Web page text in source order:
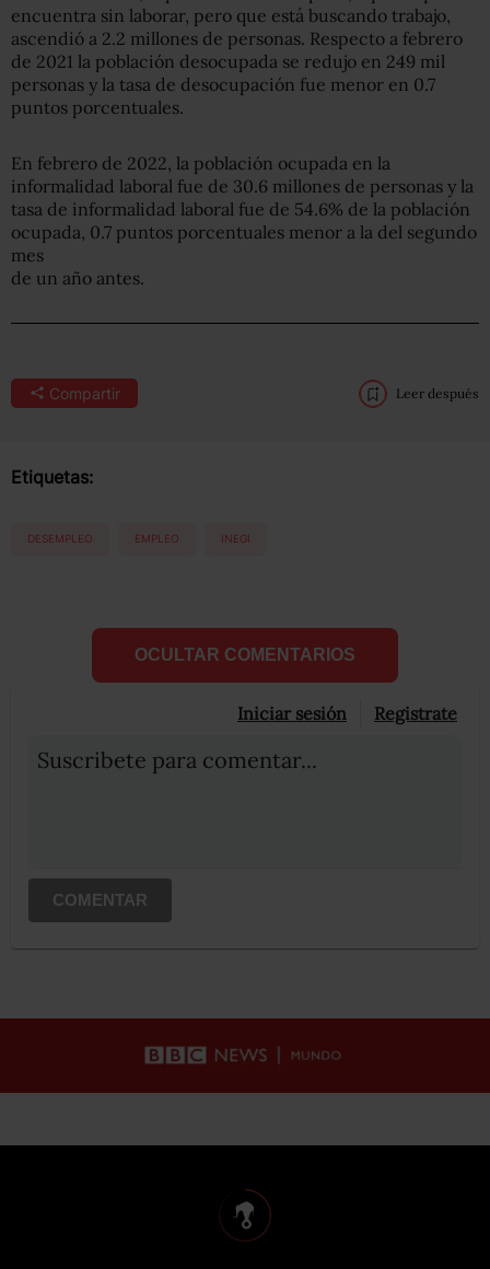
encuentra sin laborar, pero que está buscando trabajo,
ascendió a 2.2 millones de personas. Respecto a febrero
de 2021 la población desocupada se redujo en 249 mil
personas y la tasa de desocupación fue menor en 0.7
puntos porcentuales.
En febrero de 2022, la población ocupada en la
informalidad laboral fue de 30.6 millones de personas y la
tasa de informalidad laboral fue de 54.6% de la población
ocupada, 0.7 puntos porcentuales menor a la del segundo
mes
de un año antes.
Compartir Leer después
Etiquetas:
DESEMPLEO EMPLEO INEGI
OCULTAR COMENTARIOS
Iniciar sesión Registrate
Suscribete para comentar...
COMENTAR